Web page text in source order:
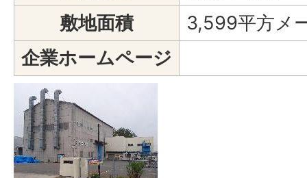
敷地面積
3,599平方メ
企業ホームページ